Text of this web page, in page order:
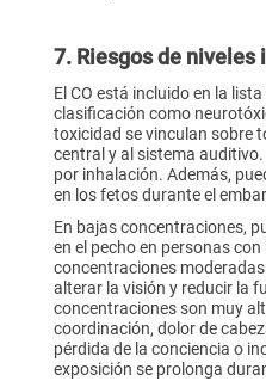
7. Riesgos de niveles
El CO está incluido en la
clasificación como
toxicidad se vinculan sobre
central y al sistema
por inhalación. Además,
en los fetos durante el
En bajas concentraciones,
en el pecho en personas
concentraciones
alterar la visión y reducir la
concentraciones son muy
coordinación, dolor de
pérdida de la conciencia o
exposición se prolonga